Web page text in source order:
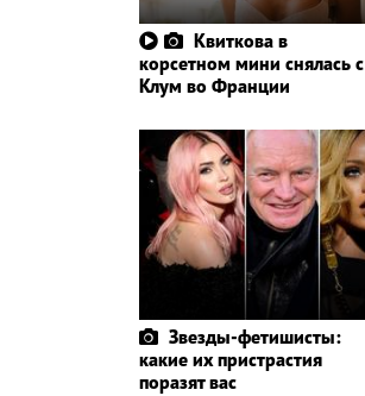
Квиткова в
корсетном мини снялась с
Клум во Франции
Звезды-фетишисты:
какие их пристрастия
поразят вас